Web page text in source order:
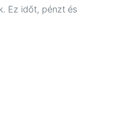
simplificado ou adiado,
imediato. Esta
Ez időt, pénzt és